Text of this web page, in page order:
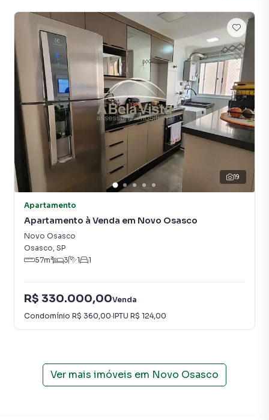
Na A Bela Vista Imóveis você consegue vender ou alugar
seu imóvel muito mais rápido do que em imobiliárias
tradicionais. Já vendemos e locamos diversos imóveis em
Osasco, especialmente em Novo Osasco. Isso porque
temos uma equipe de marketing digital focada em produzir
campanhas específicas para Osasco, o que aumenta muito
o número de contatos interessados e tendo como
consequência uma maior chance de vender ou alugar seu
imóvel mais rápido. Contamos também com um time de
programadores, corretores treinados e uma central de
atendimento preparada para atender proprietários e
inquilinos.
19
Apartamento
Apartamento à Venda em Novo Osasco
Novo Osasco
Osasco, SP
57m² 3 1 1
R$ 330.000,00Venda
Condomínio R$ 360,00·IPTU R$ 124,00
Ver mais imóveis em Novo Osasco